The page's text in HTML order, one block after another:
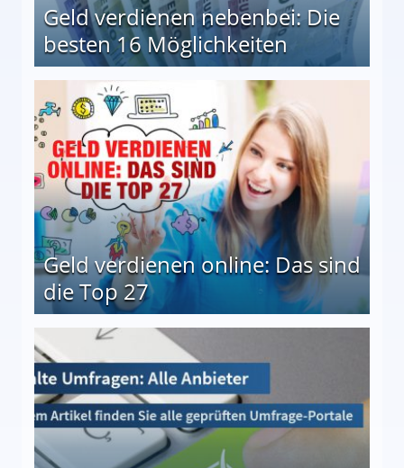
Geld verdienen nebenbei: Die
besten 16 Möglichkeiten
Geld verdienen online: Das sind
die Top 27